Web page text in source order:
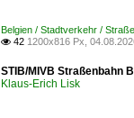
Belgien / Stadtverkehr /
 42 1200x816 Px,
STIB/MIVB Straßenbahn
Klaus-Erich Lisk